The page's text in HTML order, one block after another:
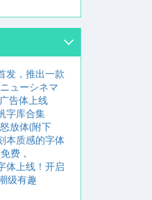
发，推出一款
ューシネマ
告体上线
字库合集
放体(附下
本质感的字体
费，
体上线！开启
级有趣